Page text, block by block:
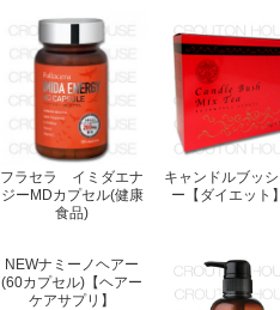
フラセラ イミダエナ
ジーMDカプセル(健康
食品)
キャンドルブッ
ー【ダイエット
NEWナミーノヘアー
(60カプセル)【ヘアー
ケアサプリ】